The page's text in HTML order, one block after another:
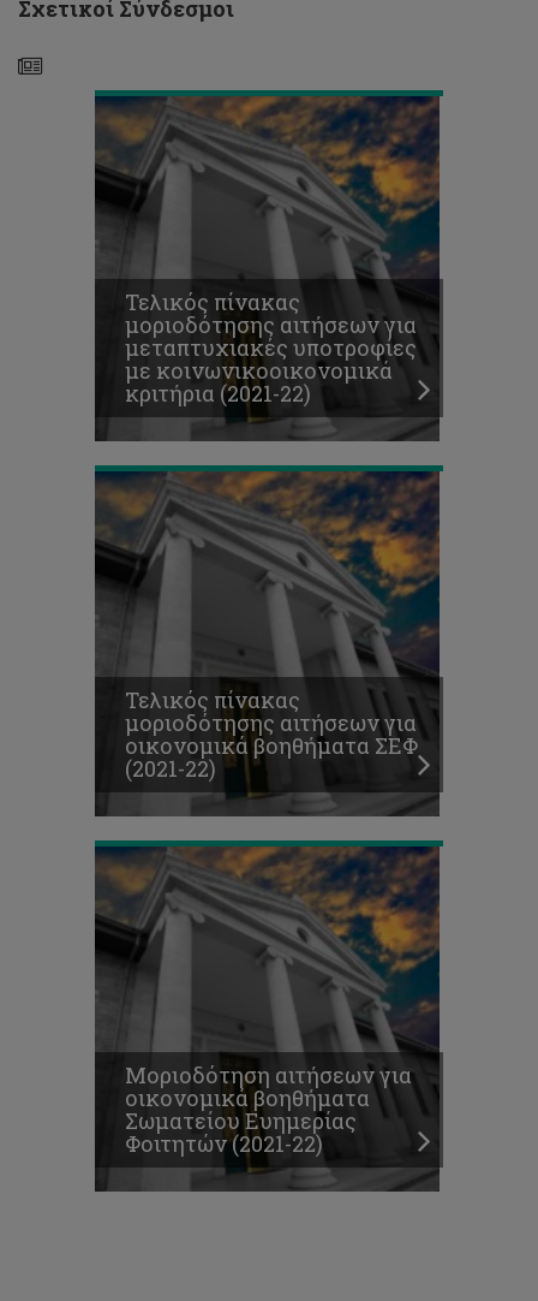
Σχετικοί Σύνδεσμοι
(2021-
Τελικός πίνακας
μοριοδότησης αιτήσεων για
μεταπτυχιακές υποτροφίες
με κοινωνικοοικονομικά
κριτήρια (2021-22)
Τελικός
μοριοδότησης
αιτήσεων
για
οικονομικά
βοηθήματα
ΣΕΦ
(2021-
22)
Τελικός πίνακας
μοριοδότησης αιτήσεων για
οικονομικά βοηθήματα ΣΕΦ
(2021-22)
Μοριοδότηση
οικονομικά
βοηθήματα
Σωματείου
Ευημερίας
Φοιτητών
(2021-
22)
Μοριοδότηση αιτήσεων για
οικονομικά βοηθήματα
Σωματείου Ευημερίας
Φοιτητών (2021-22)